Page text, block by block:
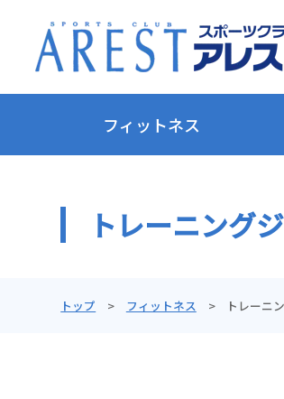
フィットネス
トレーニング
トップ フィットネス トレーニ